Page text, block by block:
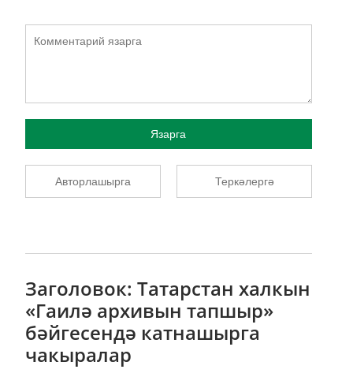
Язарга
Авторлашырга Теркәлергә
Заголовок: Татарстан халкын
«Гаилә архивын тапшыр»
бәйгесендә катнашырга
чакыралар